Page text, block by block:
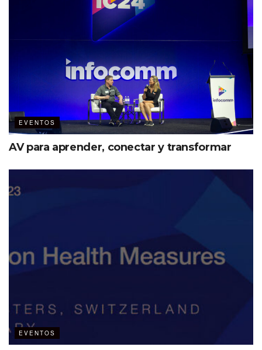
EVENTOS
AV para aprender, conectar y transformar
EVENTOS